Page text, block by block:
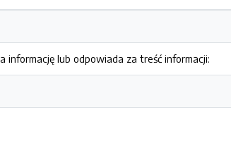
informację lub odpowiada za treść informacji: